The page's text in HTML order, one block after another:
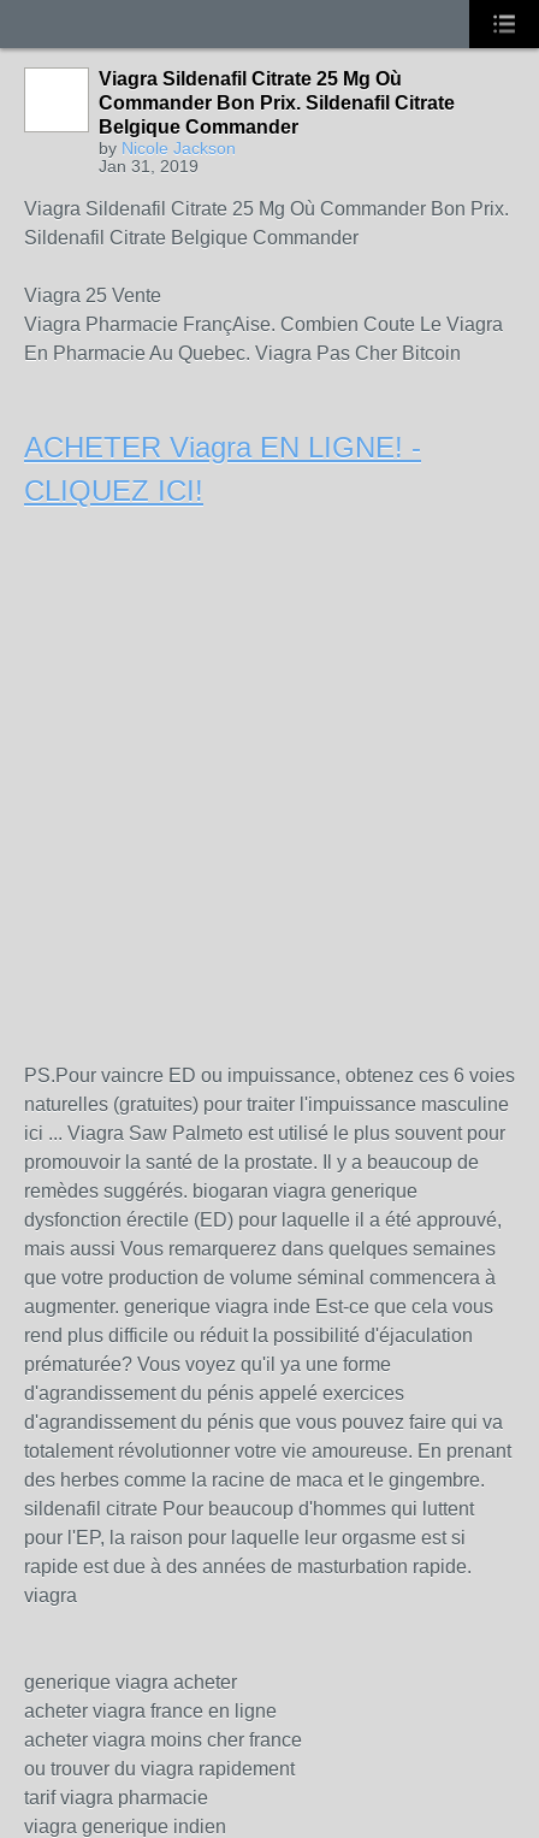
Viagra Sildenafil Citrate 25 Mg Où
Commander Bon Prix. Sildenafil Citrate
Belgique Commander
by Nicole Jackson
Jan 31, 2019
Viagra Sildenafil Citrate 25 Mg Où Commander Bon Prix.
Sildenafil Citrate Belgique Commander
Viagra 25 Vente
Viagra Pharmacie FrançAise. Combien Coute Le Viagra
En Pharmacie Au Quebec. Viagra Pas Cher Bitcoin
ACHETER Viagra EN LIGNE! -
CLIQUEZ ICI!
PS.Pour vaincre ED ou impuissance, obtenez ces 6 voies
naturelles (gratuites) pour traiter l'impuissance masculine
ici ... Viagra Saw Palmeto est utilisé le plus souvent pour
promouvoir la santé de la prostate. Il y a beaucoup de
remèdes suggérés. biogaran viagra generique
dysfonction érectile (ED) pour laquelle il a été approuvé,
mais aussi Vous remarquerez dans quelques semaines
que votre production de volume séminal commencera à
augmenter. generique viagra inde Est-ce que cela vous
rend plus difficile ou réduit la possibilité d'éjaculation
prématurée? Vous voyez qu'il ya une forme
d'agrandissement du pénis appelé exercices
d'agrandissement du pénis que vous pouvez faire qui va
totalement révolutionner votre vie amoureuse. En prenant
des herbes comme la racine de maca et le gingembre.
sildenafil citrate Pour beaucoup d'hommes qui luttent
pour l'EP, la raison pour laquelle leur orgasme est si
rapide est due à des années de masturbation rapide.
viagra
generique viagra acheter
acheter viagra france en ligne
acheter viagra moins cher france
ou trouver du viagra rapidement
tarif viagra pharmacie
viagra generique indien